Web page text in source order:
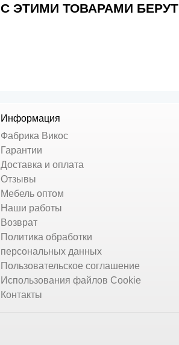
С ЭТИМИ ТОВАРАМИ
Информация
Фабрика Викос
Гарантии
Доставка и оплата
Отзывы
Мебель оптом
Наши работы
Возврат
Политика обработки
персональных данных
Пользовательское соглашение
Использования файлов Cookie
Контакты